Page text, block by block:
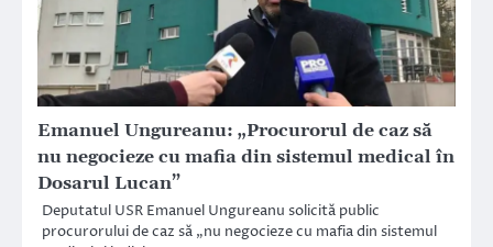
Emanuel Ungureanu: „Procurorul de caz să
nu negocieze cu mafia din sistemul medical în
Dosarul Lucan”
Deputatul USR Emanuel Ungureanu solicită public
procurorului de caz să „nu negocieze cu mafia din sistemul